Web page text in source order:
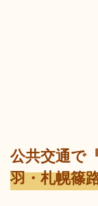
公共交通で
羽・札幌篠